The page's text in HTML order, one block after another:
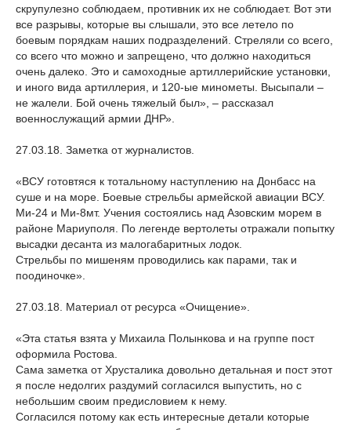
скрупулезно соблюдаем, противник их не соблюдает. Вот эти
все разрывы, которые вы слышали, это все летело по
боевым порядкам наших подразделений. Стреляли со всего,
со всего что можно и запрещено, что должно находиться
очень далеко. Это и самоходные артиллерийские установки,
и иного вида артиллерия, и 120-ые минометы. Высыпали –
не жалели. Бой очень тяжелый был», – рассказал
военнослужащий армии ДНР».
27.03.18. Заметка от журналистов.
«ВСУ готовтяся к тотальному наступлению на Донбасс на
суше и на море. Боевые стрельбы армейской авиации ВСУ.
Ми-24 и Ми-8мт. Учения состоялись над Азовским морем в
районе Мариуполя. По легенде вертолеты отражали попытку
высадки десанта из малогабаритных лодок.
Стрельбы по мишеням проводились как парами, так и
поодиночке».
27.03.18. Материал от ресурса «Очищение».
«Эта статья взята у Михаила Полынкова и на группе пост
оформила Ростова.
Сама заметка от Хрусталика довольно детальная и пост этот
я после недолгих раздумий согласился выпустить, но с
небольшим своим предисловием к нему.
Согласился потому как есть интересные детали которые